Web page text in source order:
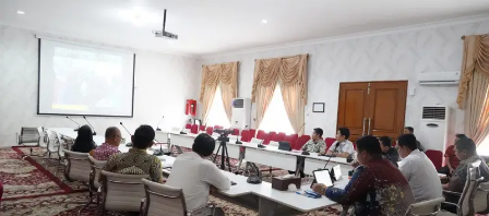
memiliki
kisaran
harga
iklan
yang
relatif
lebih
murah
dari